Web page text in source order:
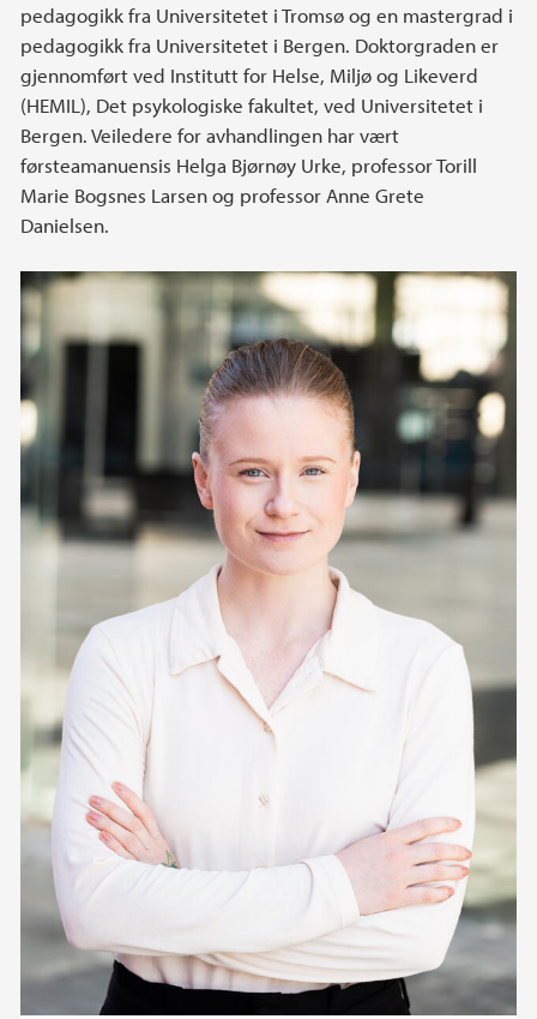
pedagogikk fra Universitetet i Tromsø og en mastergrad i
pedagogikk fra Universitetet i Bergen. Doktorgraden er
gjennomført ved Institutt for Helse, Miljø og Likeverd
(HEMIL), Det psykologiske fakultet, ved Universitetet i
Bergen. Veiledere for avhandlingen har vært
førsteamanuensis Helga Bjørnøy Urke, professor Torill
Marie Bogsnes Larsen og professor Anne Grete
Danielsen.